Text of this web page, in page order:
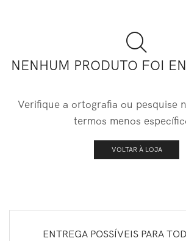
NENHUM PRODUTO FOI
Verifique a ortografia ou pesquise
termos menos
VOLTAR À LOJA
ENTREGA POSSÍVEIS PARA